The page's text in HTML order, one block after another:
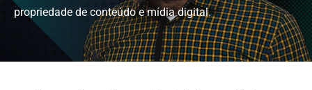
propriedade de conteúdo e mídia digital.